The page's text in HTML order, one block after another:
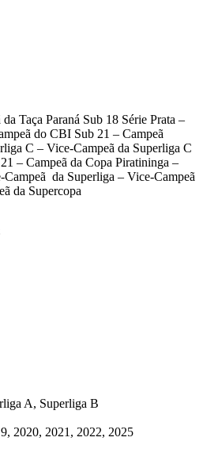
da Taça Paraná Sub 18 Série Prata –
do CBI Sub 21 – Campeã
C – Vice-Campeã da Superliga C
– Campeã da Copa Piratininga –
da Superliga – Vice-Campeã
da Supercopa
A, Superliga B
2020, 2021, 2022, 2025